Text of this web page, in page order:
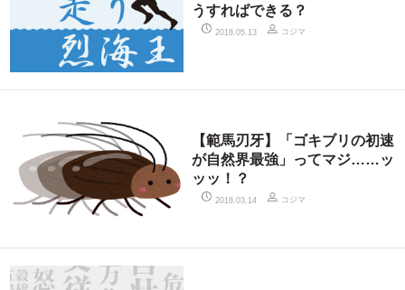
うすればできる？
2018.05.13 コジマ
【範馬刃牙】「ゴキブリの初速
が自然界最強」ってマジ……ッ
ッッ！？
2018.03.14 コジマ